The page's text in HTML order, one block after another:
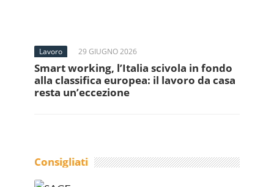
Lavoro 29 GIUGNO 2026
Smart working, l’Italia scivola in fondo
alla classifica europea: il lavoro da casa
resta un’eccezione
Consigliati